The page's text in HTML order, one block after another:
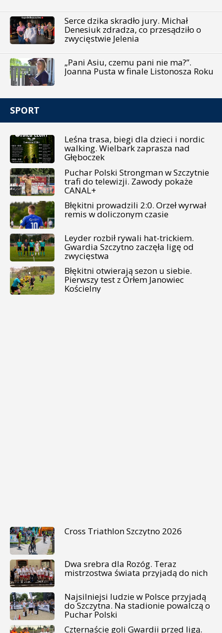
Serce dzika skradło jury. Michał
Denesiuk zdradza, co przesądziło o
zwycięstwie Jelenia
„Pani Asiu, czemu pani nie ma?”.
Joanna Pusta w finale Listonosza Roku
SPORT
Leśna trasa, biegi dla dzieci i nordic
walking. Wielbark zaprasza nad
Głęboczek
Puchar Polski Strongman w Szczytnie
trafi do telewizji. Zawody pokaże
CANAL+
Błękitni prowadzili 2:0. Orzeł wyrwał
remis w doliczonym czasie
Leyder rozbił rywali hat-trickiem.
Gwardia Szczytno zaczęła ligę od
zwycięstwa
Błękitni otwierają sezon u siebie.
Pierwszy test z Orłem Janowiec
Kościelny
Cross Triathlon Szczytno 2026
Dwa srebra dla Rozóg. Teraz
mistrzostwa świata przyjadą do nich
Najsilniejsi ludzie w Polsce przyjadą
do Szczytna. Na stadionie powalczą o
Puchar Polski
Czternaście goli Gwardii przed ligą.